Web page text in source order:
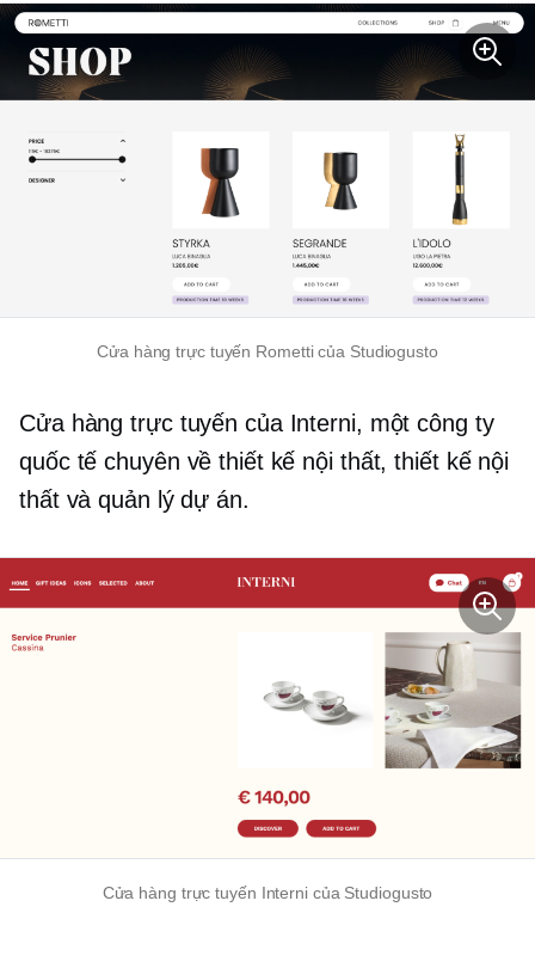
Cửa hàng trực tuyến Rometti của Studiogusto
Cửa hàng trực tuyến của Interni, một công ty
quốc tế chuyên về thiết kế nội thất, thiết kế nội
thất và quản lý dự án.
Cửa hàng trực tuyến Interni của Studiogusto